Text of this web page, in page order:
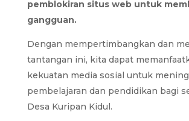
pemblokiran situs web untuk
gangguan.
Dengan mempertimbangkan dan
tantangan ini, kita dapat
kekuatan media sosial untuk
pembelajaran dan pendidikan bagi
Desa Kuripan Kidul.